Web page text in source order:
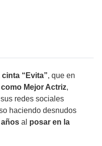
“Evita”, que en
Mejor Actriz,
redes sociales
haciendo desnudos
años al posar en la